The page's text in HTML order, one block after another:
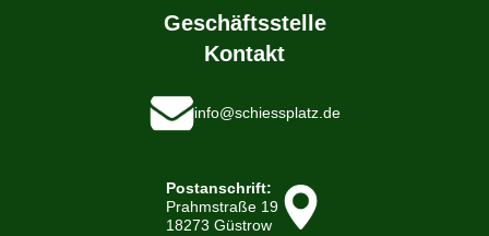
Geschäftsstelle
Kontakt
info@schiessplatz.de
Postanschrift:
Prahmstraße 19
18273 Güstrow